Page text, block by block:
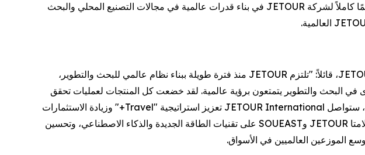
وبناء منظومة متميزة ثنائية العلامة التجارية لخدمة مختلف شرائح المستخدمين. وستقدم المجموعة دعمًا كاملاً لشركة JETOUR في بناء قدرات عالمية في مجالات التصنيع المحلي والبحث
تُعَد القوة التكنولوجية الراسخة ركيزةً أساسية لتنفيذ الاستراتيجية. صرح Dai Lihong، رئيس JETOUR Auto، قائلاً: "تلتزم JETOUR منذ فترة طويلة ببناء نظام عالمي للبحث والتطوير،
حول العالم، ويعمل لديها أكثر من 100 خبير رفيع المستوى في البحث والتطوير يتمتعون برؤية عالمية. لقد خضعت كل المنتجات لعمليات تحقق
محلية شاملة وصارمة، ما أسهم في ترسيخ الجودة العالمية لمنتجات JETOUR." وفي المرحلة المقبلة، ستواصل JETOUR International تعزيز استراتيجية "Travel+" وزيادة الاستثمارات
في الابتكار التكنولوجي وتطوير منتجاتها. وبدعم من نظام الهجين الفائق C-DM وبنية GAIA، ستركز علامتا JETOUR وSOUEAST على تقنيات الطاقة الجديدة والذكاء الاصطناعي، وتحسين
الموزعين العالميين في الأسواق.